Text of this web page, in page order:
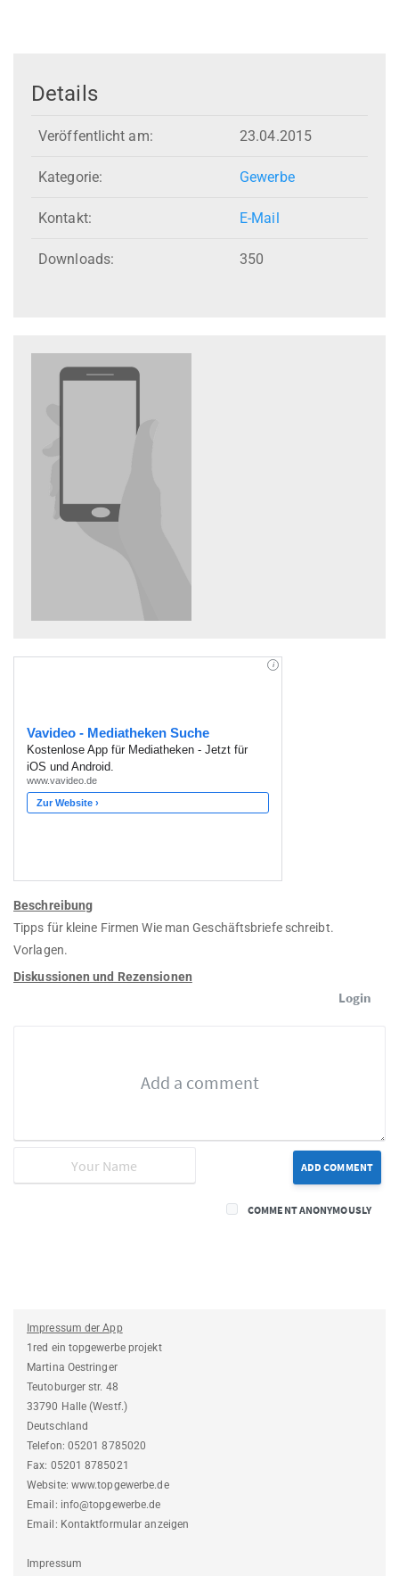
Details
Veröffentlicht am: 23.04.2015
Kategorie: Gewerbe
Kontakt: E-Mail
Downloads: 350
Beschreibung
Tipps für kleine Firmen Wie man Geschäftsbriefe schreibt.
Vorlagen.
Diskussionen und Rezensionen
Login
ADD COMMENT
COMMENT ANONYMOUSLY
Impressum der App
1red ein topgewerbe projekt
Martina Oestringer
Teutoburger str. 48
33790 Halle (Westf.)
Deutschland
Telefon: 05201 8785020
Fax: 05201 8785021
Website: www.topgewerbe.de
Email: info@topgewerbe.de
Email: Kontaktformular anzeigen
Impressum